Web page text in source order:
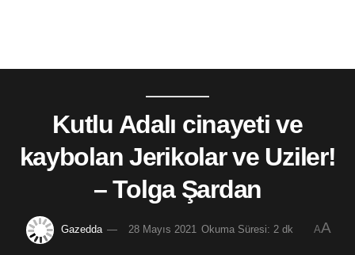
Kutlu Adalı cinayeti ve
kaybolan Jerikolar ve Uziler!
– Tolga Şardan
Gazedda 28 Mayıs 2021 Okuma Süresi: 2 dk AA